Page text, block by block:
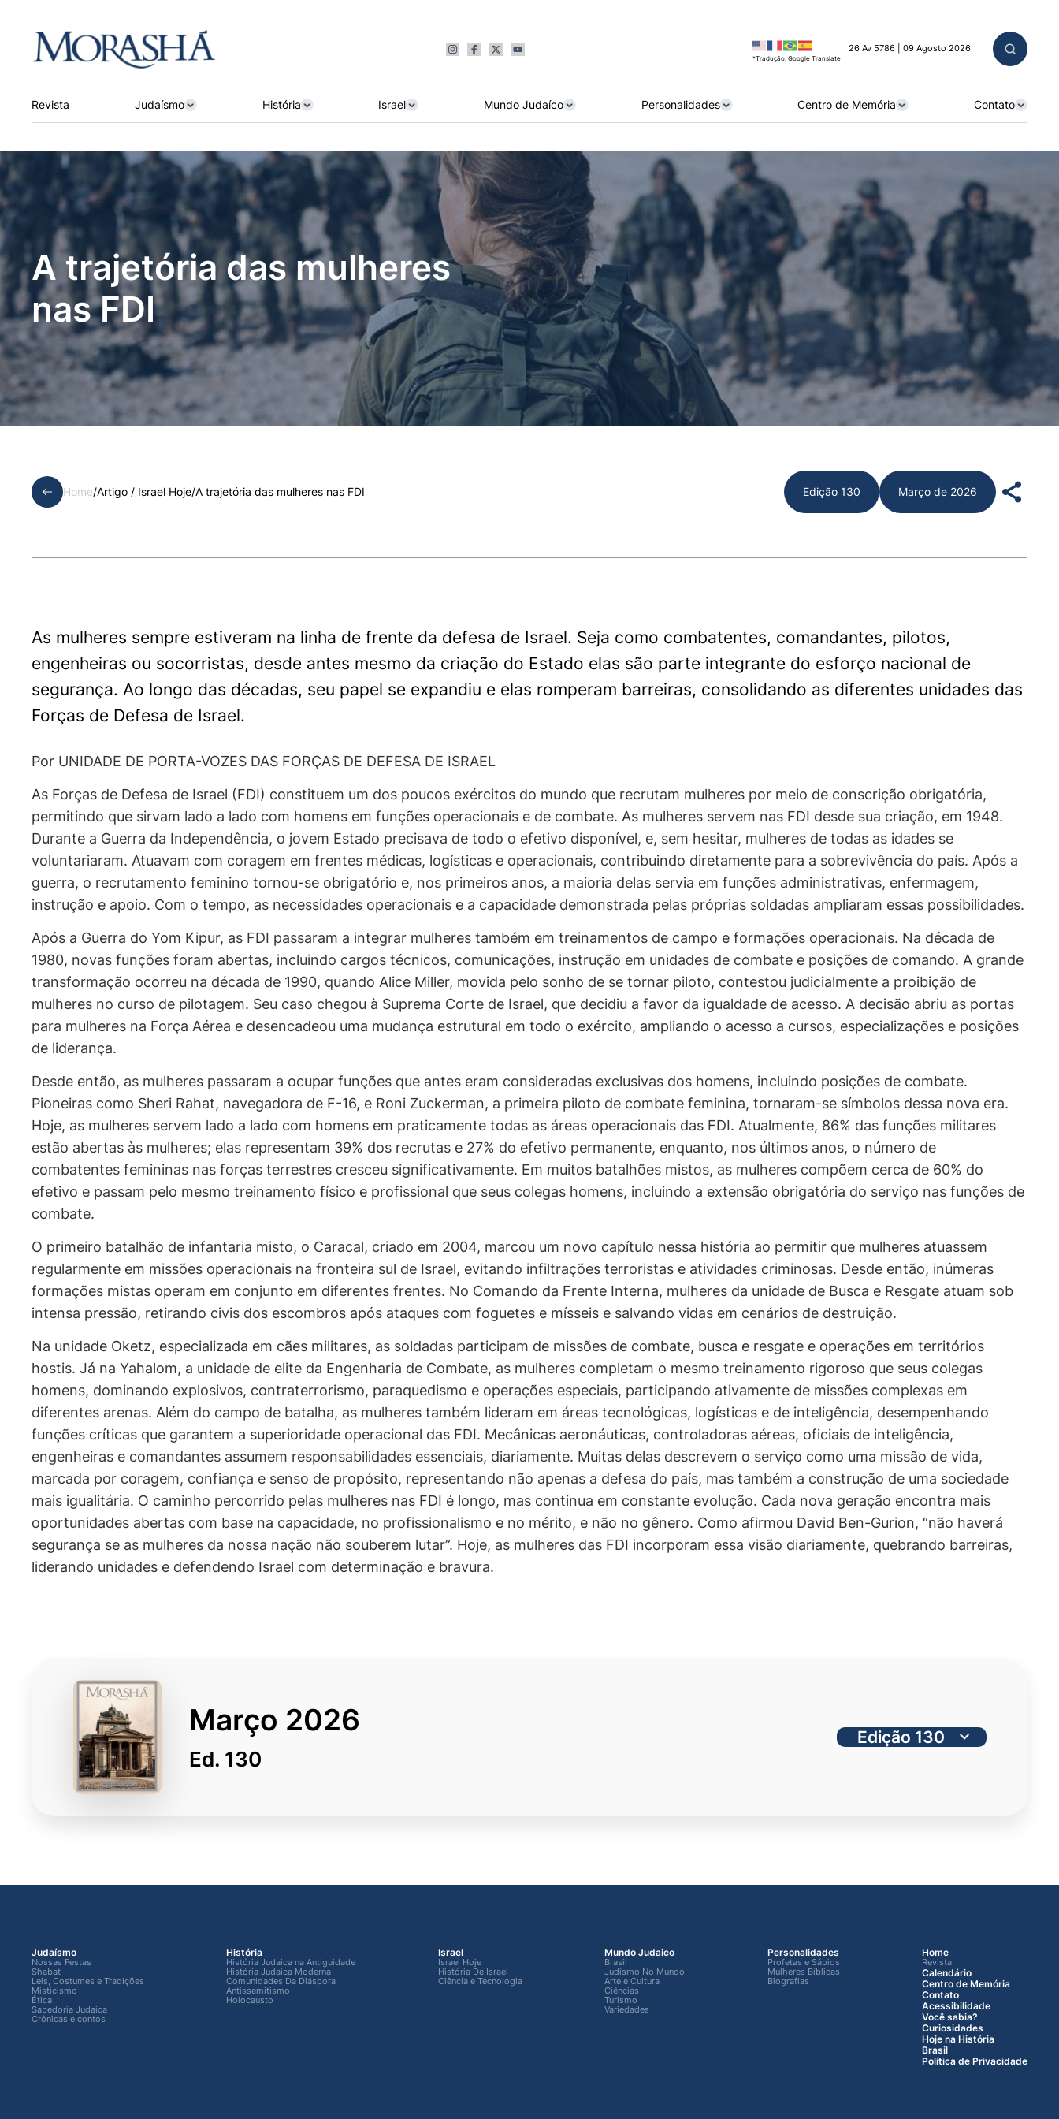
*Tradução: Google Translate
26 Av 5786 | 09 Agosto 2026
Revista Judaísmo História Israel Mundo Judaíco Personalidades Centro de Memória Contato
A trajetória das mulheres
nas FDI
Home/Artigo / Israel Hoje/A trajetória das mulheres nas FDI Edição 130 Março de 2026
As mulheres sempre estiveram na linha de frente da defesa de Israel. Seja como combatentes, comandantes, pilotos,
engenheiras ou socorristas, desde antes mesmo da criação do Estado elas são parte integrante do esforço nacional de
segurança. Ao longo das décadas, seu papel se expandiu e elas romperam barreiras, consolidando as diferentes unidades das
Forças de Defesa de Israel.
Por UNIDADE DE PORTA-VOZES DAS FORÇAS DE DEFESA DE ISRAEL
As Forças de Defesa de Israel (FDI) constituem um dos poucos exércitos do mundo que recrutam mulheres por meio de conscrição obrigatória,
permitindo que sirvam lado a lado com homens em funções operacionais e de combate. As mulheres servem nas FDI desde sua criação, em 1948.
Durante a Guerra da Independência, o jovem Estado precisava de todo o efetivo disponível, e, sem hesitar, mulheres de todas as idades se
voluntariaram. Atuavam com coragem em frentes médicas, logísticas e operacionais, contribuindo diretamente para a sobrevivência do país. Após a
guerra, o recrutamento feminino tornou-se obrigatório e, nos primeiros anos, a maioria delas servia em funções administrativas, enfermagem,
instrução e apoio. Com o tempo, as necessidades operacionais e a capacidade demonstrada pelas próprias soldadas ampliaram essas possibilidades.
Após a Guerra do Yom Kipur, as FDI passaram a integrar mulheres também em treinamentos de campo e formações operacionais. Na década de
1980, novas funções foram abertas, incluindo cargos técnicos, comunicações, instrução em unidades de combate e posições de comando. A grande
transformação ocorreu na década de 1990, quando Alice Miller, movida pelo sonho de se tornar piloto, contestou judicialmente a proibição de
mulheres no curso de pilotagem. Seu caso chegou à Suprema Corte de Israel, que decidiu a favor da igualdade de acesso. A decisão abriu as portas
para mulheres na Força Aérea e desencadeou uma mudança estrutural em todo o exército, ampliando o acesso a cursos, especializações e posições
de liderança.
Desde então, as mulheres passaram a ocupar funções que antes eram consideradas exclusivas dos homens, incluindo posições de combate.
Pioneiras como Sheri Rahat, navegadora de F-16, e Roni Zuckerman, a primeira piloto de combate feminina, tornaram-se símbolos dessa nova era.
Hoje, as mulheres servem lado a lado com homens em praticamente todas as áreas operacionais das FDI. Atualmente, 86% das funções militares
estão abertas às mulheres; elas representam 39% dos recrutas e 27% do efetivo permanente, enquanto, nos últimos anos, o número de
combatentes femininas nas forças terrestres cresceu significativamente. Em muitos batalhões mistos, as mulheres compõem cerca de 60% do
efetivo e passam pelo mesmo treinamento físico e profissional que seus colegas homens, incluindo a extensão obrigatória do serviço nas funções de
combate.
O primeiro batalhão de infantaria misto, o Caracal, criado em 2004, marcou um novo capítulo nessa história ao permitir que mulheres atuassem
regularmente em missões operacionais na fronteira sul de Israel, evitando infiltrações terroristas e atividades criminosas. Desde então, inúmeras
formações mistas operam em conjunto em diferentes frentes. No Comando da Frente Interna, mulheres da unidade de Busca e Resgate atuam sob
intensa pressão, retirando civis dos escombros após ataques com foguetes e mísseis e salvando vidas em cenários de destruição.
Na unidade Oketz, especializada em cães militares, as soldadas participam de missões de combate, busca e resgate e operações em territórios
hostis. Já na Yahalom, a unidade de elite da Engenharia de Combate, as mulheres completam o mesmo treinamento rigoroso que seus colegas
homens, dominando explosivos, contraterrorismo, paraquedismo e operações especiais, participando ativamente de missões complexas em
diferentes arenas. Além do campo de batalha, as mulheres também lideram em áreas tecnológicas, logísticas e de inteligência, desempenhando
funções críticas que garantem a superioridade operacional das FDI. Mecânicas aeronáuticas, controladoras aéreas, oficiais de inteligência,
engenheiras e comandantes assumem responsabilidades essenciais, diariamente. Muitas delas descrevem o serviço como uma missão de vida,
marcada por coragem, confiança e senso de propósito, representando não apenas a defesa do país, mas também a construção de uma sociedade
mais igualitária. O caminho percorrido pelas mulheres nas FDI é longo, mas continua em constante evolução. Cada nova geração encontra mais
oportunidades abertas com base na capacidade, no profissionalismo e no mérito, e não no gênero. Como afirmou David Ben-Gurion, “não haverá
segurança se as mulheres da nossa nação não souberem lutar”. Hoje, as mulheres das FDI incorporam essa visão diariamente, quebrando barreiras,
liderando unidades e defendendo Israel com determinação e bravura.
Março 2026
Ed. 130
Judaísmo
Nossas Festas
Shabat
Leis, Costumes e Tradições
Misticismo
Ética
Sabedoria Judaica
Crônicas e contos
História
História Judaica na Antiguidade
História Judaica Moderna
Comunidades Da Diáspora
Antissemitismo
Holocausto
Israel
Israel Hoje
História De Israel
Ciência e Tecnologia
Mundo Judaico
Brasil
Judísmo No Mundo
Arte e Cultura
Ciências
Turismo
Variedades
Personalidades
Profetas e Sábios
Mulheres Bíblicas
Biografias
Home
Revista
Calendário
Centro de Memória
Contato
Acessibilidade
Você sabia?
Curiosidades
Hoje na História
Brasil
Política de Privacidade